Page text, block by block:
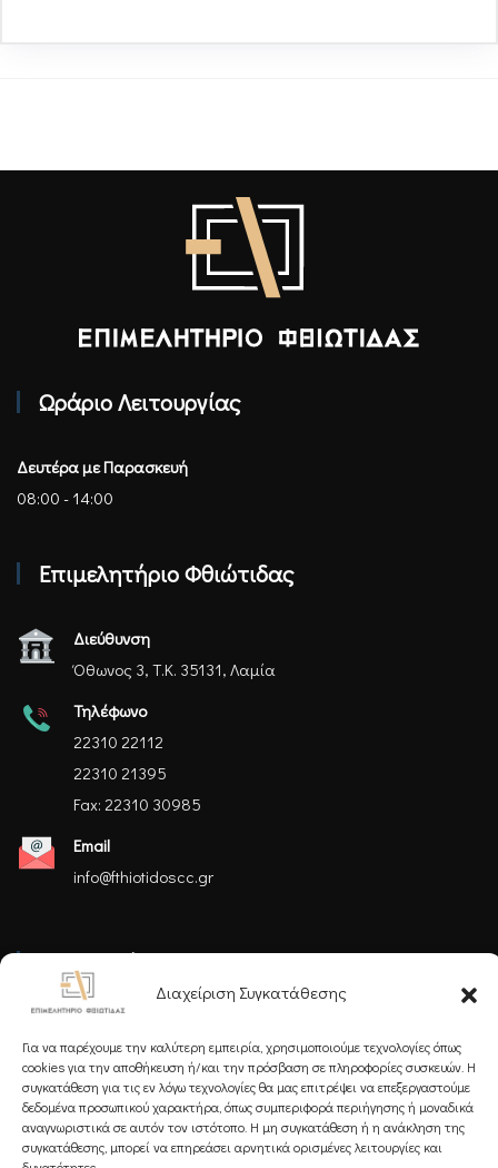
Διαχείριση Συγκατάθεσης
Για να παρέχουμε την καλύτερη εμπειρία, χρησιμοποιούμε τεχνολογίες όπως
cookies για την αποθήκευση ή/και την πρόσβαση σε πληροφορίες συσκευών. Η
συγκατάθεση για τις εν λόγω τεχνολογίες θα μας επιτρέψει να επεξεργαστούμε
δεδομένα προσωπικού χαρακτήρα, όπως συμπεριφορά περιήγησης ή μοναδικά
αναγνωριστικά σε αυτόν τον ιστότοπο. Η μη συγκατάθεση ή η ανάκληση της
συγκατάθεσης, μπορεί να επηρεάσει αρνητικά ορισμένες λειτουργίες και
Ωράριο Λειτουργίας
Δευτέρα με Παρασκευή
08:00 - 14:00
Επιμελητήριο Φθιώτιδας
Διεύθυνση
Όθωνος 3, Τ.Κ. 35131, Λαμία
Τηλέφωνο
22310 22112
22310 21395
Fax: 22310 30985
Email
info@fthiotidoscc.gr
Ακολουθήστε μας
Εγγραφείτε στο Newsletter μας